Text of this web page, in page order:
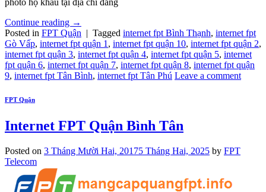
photo hộ khẩu tại địa chỉ đăng
Continue reading →
Posted in FPT Quận | Tagged internet fpt Bình Thạnh, internet fpt
Gò Vấp, internet fpt quận 1 , internet fpt quận 10, internet fpt quận 2,
internet fpt quận 3, internet fpt quận 4, internet fpt quận 5, internet
fpt quận 6, internet fpt quận 7, internet fpt quận 8, internet fpt quận
9, internet fpt Tân Bình, internet fpt Tân Phú Leave a comment
FPT Quận
Internet FPT Quận Bình Tân
Posted on 3 Tháng Mười Hai, 20175 Tháng Hai, 2025 by FPT
Telecom